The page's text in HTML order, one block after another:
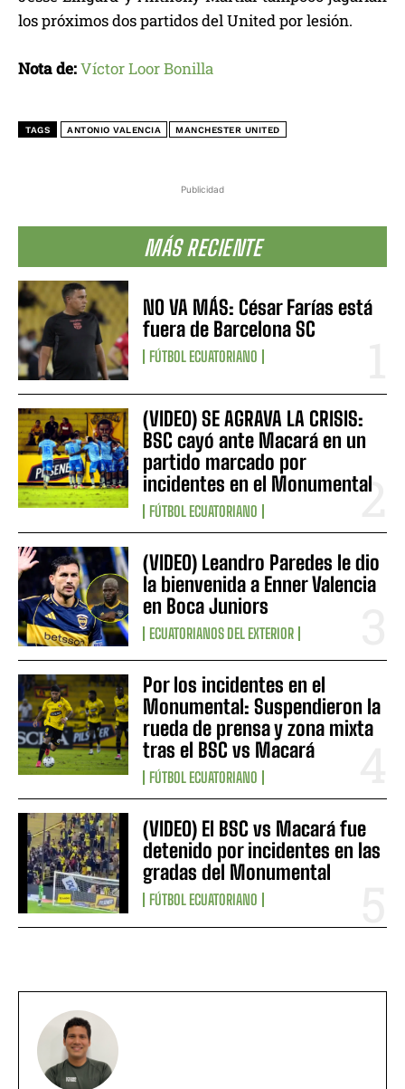
Publicidad
MÁS RECIENTE
NO VA MÁS: César Farías está
fuera de Barcelona SC
FÚTBOL ECUATORIANO
(VIDEO) SE AGRAVA LA CRISIS:
BSC cayó ante Macará en un
partido marcado por
incidentes en el Monumental
FÚTBOL ECUATORIANO
(VIDEO) Leandro Paredes le dio
la bienvenida a Enner Valencia
en Boca Juniors
ECUATORIANOS DEL EXTERIOR
Por los incidentes en el
Monumental: Suspendieron la
rueda de prensa y zona mixta
tras el BSC vs Macará
FÚTBOL ECUATORIANO
(VIDEO) El BSC vs Macará fue
detenido por incidentes en las
gradas del Monumental
FÚTBOL ECUATORIANO
los próximos dos partidos del United por lesión.
Nota de:Víctor Loor Bonilla
TAGS ANTONIO VALENCIA MANCHESTER UNITED